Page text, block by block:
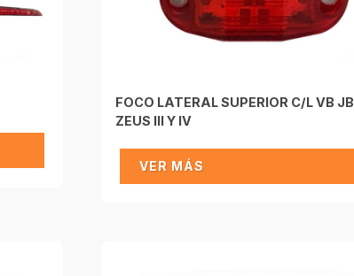
FOCO LATERAL SUPERIOR C/L VB JB
ZEUS III Y IV
VER MÁS